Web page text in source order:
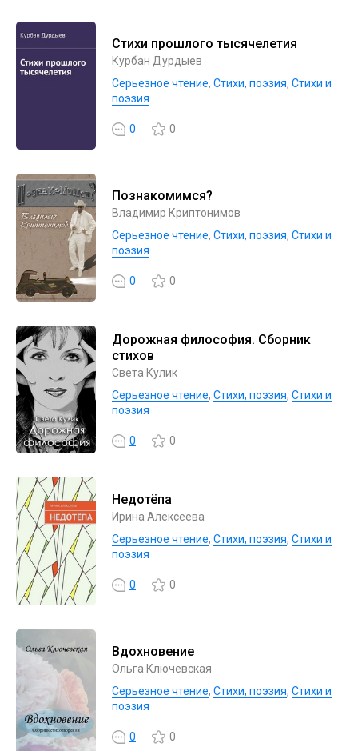
Стихи прошлого тысячелетия
Курбан Дурдыев
Серьезное чтение, Cтихи, поэзия, Стихи и
поэзия
0 0
Познакомимся?
Владимир Криптонимов
Серьезное чтение, Cтихи, поэзия, Стихи и
поэзия
0 0
Дорожная философия. Сборник
стихов
Света Кулик
Серьезное чтение, Cтихи, поэзия, Стихи и
поэзия
0 0
Недотёпа
Ирина Алексеева
Серьезное чтение, Cтихи, поэзия, Стихи и
поэзия
0 0
Вдохновение
Ольга Ключевская
Серьезное чтение, Cтихи, поэзия, Стихи и
поэзия
0 0